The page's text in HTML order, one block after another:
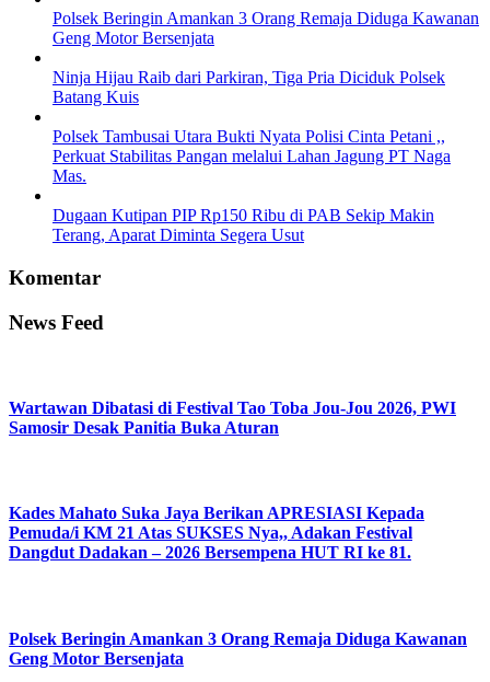
Polsek Beringin Amankan 3 Orang Remaja Diduga Kawanan
Geng Motor Bersenjata
Ninja Hijau Raib dari Parkiran, Tiga Pria Diciduk Polsek
Batang Kuis
Polsek Tambusai Utara Bukti Nyata Polisi Cinta Petani ,,
Perkuat Stabilitas Pangan melalui Lahan Jagung PT Naga
Mas.
Dugaan Kutipan PIP Rp150 Ribu di PAB Sekip Makin
Terang, Aparat Diminta Segera Usut
Komentar
News Feed
Wartawan Dibatasi di Festival Tao Toba Jou-Jou 2026, PWI
Samosir Desak Panitia Buka Aturan
Kades Mahato Suka Jaya Berikan APRESIASI Kepada
Pemuda/i KM 21 Atas SUKSES Nya,, Adakan Festival
Dangdut Dadakan – 2026 Bersempena HUT RI ke 81.
Polsek Beringin Amankan 3 Orang Remaja Diduga Kawanan
Geng Motor Bersenjata